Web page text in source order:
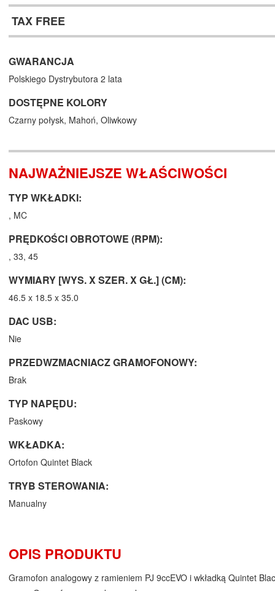
TAX FREE
GWARANCJA
Polskiego Dystrybutora 2 lata
DOSTĘPNE KOLORY
Czarny połysk, Mahoń, Oliwkowy
NAJWAŻNIEJSZE WŁAŚCIWOŚCI
TYP WKŁADKI:
, MC
PRĘDKOŚCI OBROTOWE (RPM):
, 33, 45
WYMIARY [WYS. X SZER. X GŁ.] (CM):
46.5 x 18.5 x 35.0
DAC USB:
Nie
PRZEDWZMACNIACZ GRAMOFONOWY:
Brak
TYP NAPĘDU:
Paskowy
WKŁADKA:
Ortofon Quintet Black
TRYB STEROWANIA:
Manualny
OPIS PRODUKTU
Gramofon analogowy z ramieniem PJ 9ccEVO i wkładką Quintet